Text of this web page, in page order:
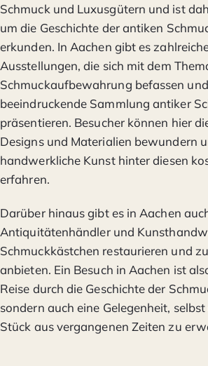
Schmuck und Luxusgütern und ist
um die Geschichte der antiken
erkunden. In Aachen gibt es
Ausstellungen, die sich mit dem
Schmuckaufbewahrung befassen
beeindruckende Sammlung antiker
präsentieren. Besucher können hier
Designs und Materialien bewundern
handwerkliche Kunst hinter diesen
erfahren.
Darüber hinaus gibt es in Aachen
Antiquitätenhändler und
Schmuckkästchen restaurieren und
anbieten. Ein Besuch in Aachen ist
Reise durch die Geschichte der
sondern auch eine Gelegenheit,
Stück aus vergangenen Zeiten zu